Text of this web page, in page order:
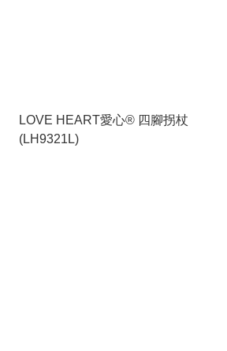
LOVE HEART愛心® 四腳拐杖
(LH9321L)